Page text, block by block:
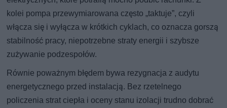
kolei pompa przewymiarowana często „taktuje”, czyli
włącza się i wyłącza w krótkich cyklach, co oznacza gorszą
stabilność pracy, niepotrzebne straty energii i szybsze
zużywanie podzespołów.
Równie poważnym błędem bywa rezygnacja z audytu
energetycznego przed instalacją. Bez rzetelnego
policzenia strat ciepła i oceny stanu izolacji trudno dobrać